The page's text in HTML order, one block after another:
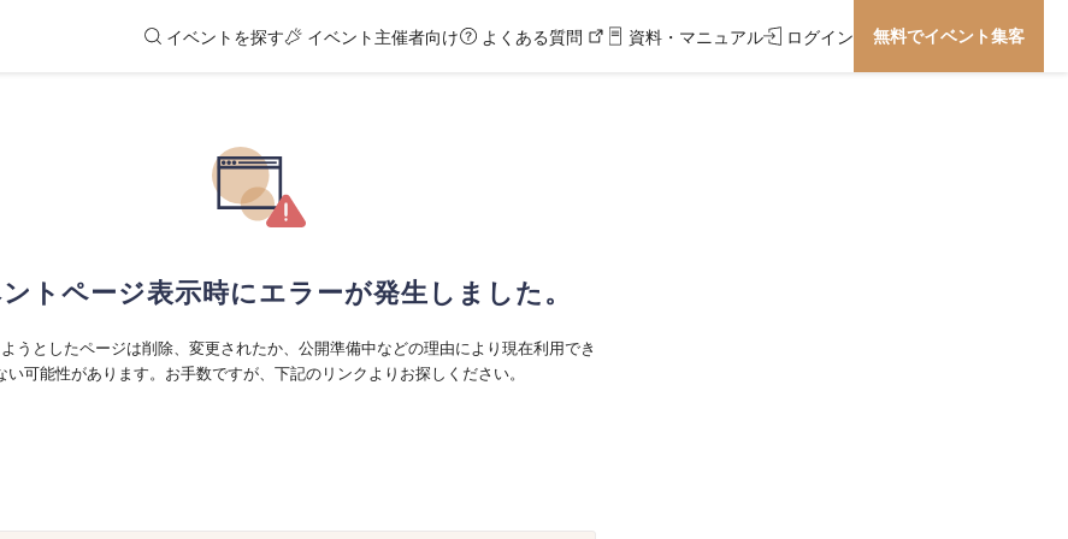
イベントを探す イベント主催者向け よくある質問 資料・マニュアル ログイン 無料でイベント集客
トページ表示時にエラーが発生しました。
うとしたページは削除、変更されたか、公開準備中などの理由により現在利用でき
い可能性があります。お手数ですが、下記のリンクよりお探しください。